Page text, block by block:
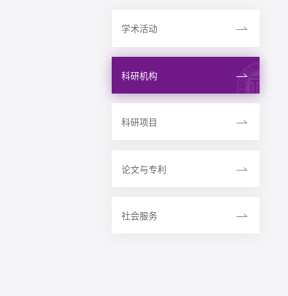
学术活动
科研机构
科研项目
论文与专利
社会服务